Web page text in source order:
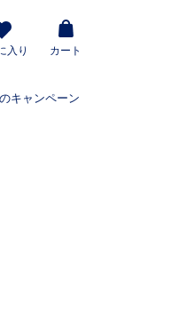
入り カート
キャンペーン